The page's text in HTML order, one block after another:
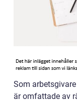
Som
är omfattade av